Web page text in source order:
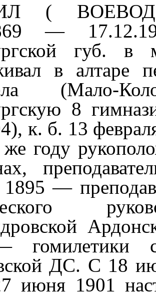
(
—
губ. в
в алтаре
(Мало-
8
к. б. 13
году
1895 —
гомилетики с
ДС. С 18
июня 1901